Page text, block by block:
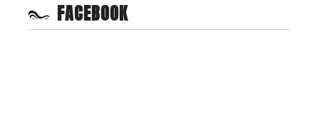
FACEBOOK